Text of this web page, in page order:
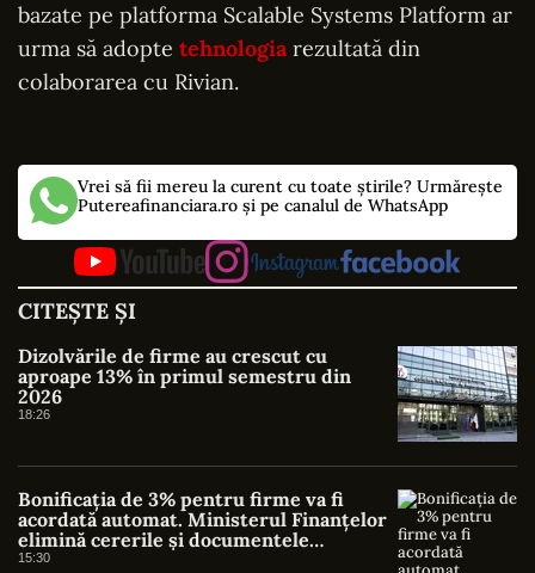
bazate pe platforma Scalable Systems Platform ar
urma să adopte tehnologiarezultată din
colaborarea cu Rivian.
Vrei să fii mereu la curent cu toate știrile? Urmărește
Putereafinanciara.ro și pe canalul de WhatsApp
CITEȘTE ȘI
Dizolvările de firme au crescut cu
aproape 13% în primul semestru din
2026
18:26
Bonificația de 3% pentru firme va fi
acordată automat. Ministerul Finanțelor
elimină cererile și documentele
suplimentare
15:30